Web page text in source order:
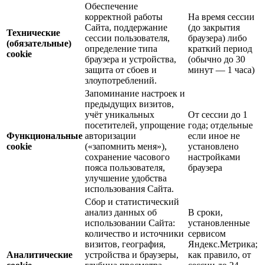
Технические
(обязательные)
cookie
Обеспечение
корректной работы
Сайта, поддержание
сессии пользователя,
определение типа
браузера и устройства,
защита от сбоев и
злоупотреблений.
На время сессии
(до закрытия
браузера) либо
краткий период
(обычно до 30
минут — 1 часа)
Функциональные
cookie
Запоминание настроек и
предыдущих визитов,
учёт уникальных
посетителей, упрощение
авторизации
(«запомнить меня»),
сохранение часового
пояса пользователя,
улучшение удобства
использования Сайта.
От сессии до 1
года; отдельные
если иное не
установлено
настройками
браузера
Аналитические
Сбор и статистический
анализ данных об
использовании Сайта:
количество и источники
визитов, география,
устройства и браузеры,
В сроки,
установленные
сервисом
Яндекс.Метрика;
как правило, от